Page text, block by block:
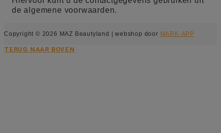
de algemene voorwaarden.
Copyright © 2026 MAZ Beautyland | webshop door MARK-APP
TERUG NAAR BOVEN